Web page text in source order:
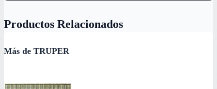
Productos Relacionados
Más de TRUPER